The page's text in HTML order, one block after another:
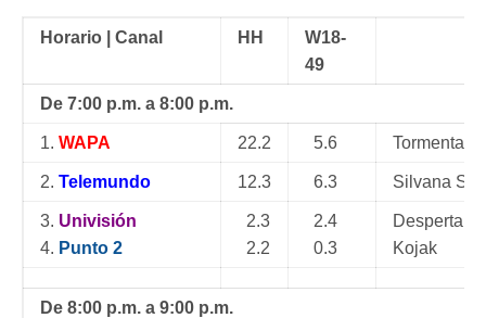
Horario | Canal HH
W18-
49
De 7:00 p.m. a 8:00 p.m.
1. WAPA 22.2 5.6 Tormenta
2. Telemundo 12.3 6.3 Silvana Sin
3. Univisión
4. Punto 2
2.3
2.2
2.4
0.3
Despertar
Kojak
De 8:00 p.m. a 9:00 p.m.